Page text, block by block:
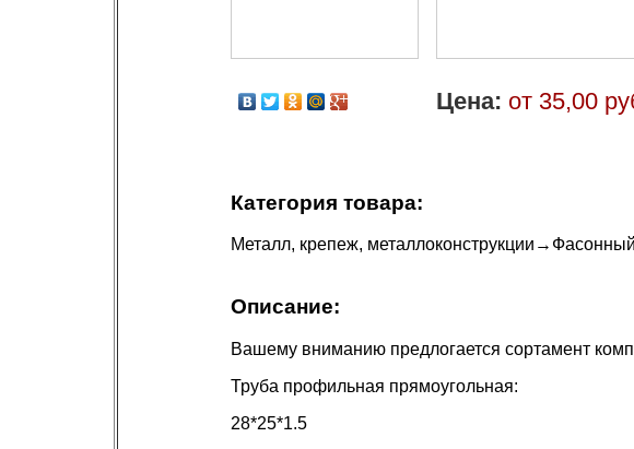
Цена: от 35,00
Категория товара:
Металл, крепеж, металлоконструкции →
Описание:
Вашему вниманию предлогается сортамент
Труба профильная прямоугольная:
28*25*1.5